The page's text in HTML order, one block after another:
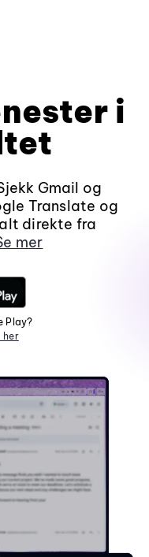
i
Gmail og
Translate og
direkte fra
mer
Play?
her